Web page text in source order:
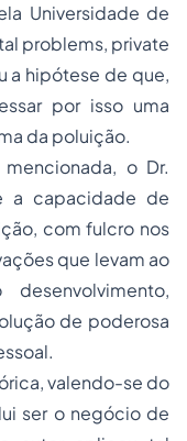
Universidade de
problems, private
a hipótese de que,
por isso uma
da poluição.
o Dr.
a capacidade de
com fulcro nos
que levam ao
de poderosa
.
valendo-se do
sero negócio de